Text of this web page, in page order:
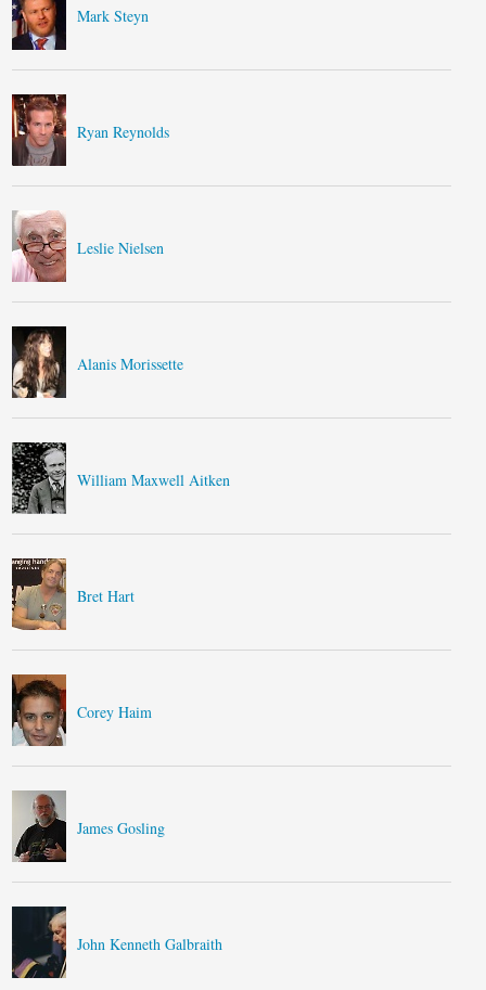
Mark Steyn
Ryan Reynolds
Leslie Nielsen
Alanis Morissette
William Maxwell Aitken
Bret Hart
Corey Haim
James Gosling
John Kenneth Galbraith